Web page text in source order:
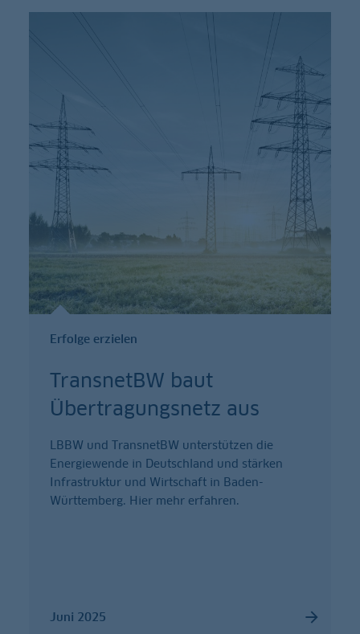
Erfolge erzielen
TransnetBW baut
Übertragungsnetz aus
LBBW und TransnetBW unterstützen die
Energiewende in Deutschland und stärken
Infrastruktur und Wirtschaft in Baden-
Württemberg. Hier mehr erfahren.
Juni 2025